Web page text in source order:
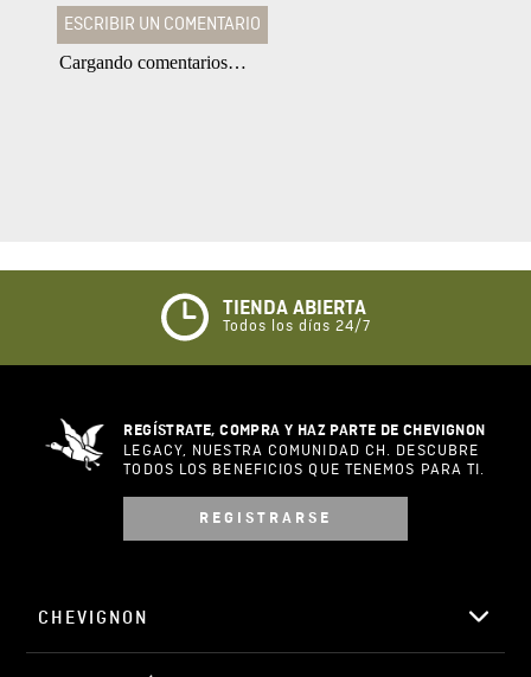
ESCRIBIR UN COMENTARIO
Califique el producto de 1 a 5 estrellas
★☆ ☆
Su nombre
Correo electrónico
Cargando comentarios…
TIENDA ABIERTA
Todos los días 24/7
REGÍSTRATE, COMPRA Y HAZ PARTE DE CHEVIGNON
LEGACY, NUESTRA COMUNIDAD CH. DESCUBRE
TODOS LOS BENEFICIOS QUE TENEMOS PARA TI.
REGISTRARSE
CHEVIGNON